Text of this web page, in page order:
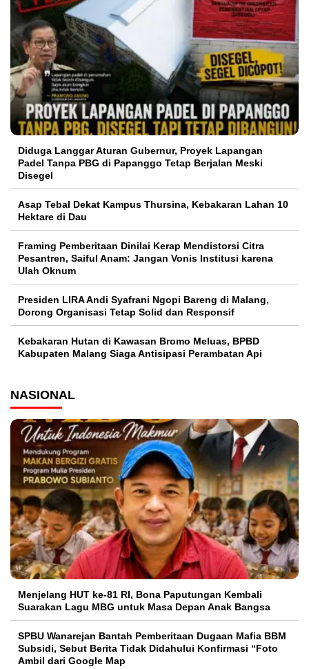
Diduga Langgar Aturan Gubernur, Proyek Lapangan
Padel Tanpa PBG di Papanggo Tetap Berjalan Meski
Disegel
Asap Tebal Dekat Kampus Thursina, Kebakaran Lahan 10
Hektare di Dau
Framing Pemberitaan Dinilai Kerap Mendistorsi Citra
Pesantren, Saiful Anam: Jangan Vonis Institusi karena
Ulah Oknum
Presiden LIRA Andi Syafrani Ngopi Bareng di Malang,
Dorong Organisasi Tetap Solid dan Responsif
Kebakaran Hutan di Kawasan Bromo Meluas, BPBD
Kabupaten Malang Siaga Antisipasi Perambatan Api
NASIONAL
Menjelang HUT ke-81 RI, Bona Paputungan Kembali
Suarakan Lagu MBG untuk Masa Depan Anak Bangsa
SPBU Wanarejan Bantah Pemberitaan Dugaan Mafia BBM
Subsidi, Sebut Berita Tidak Didahului Konfirmasi “Foto
Ambil dari Google Map